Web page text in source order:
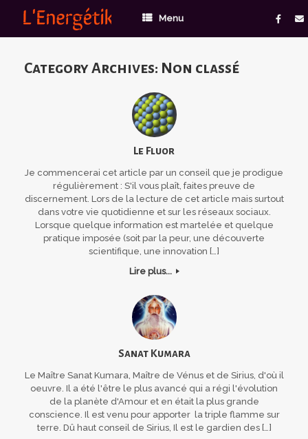
Menu
Category Archives: Non classé
Le Fluor
Je commencerai cet article par un conseil que je prodigue
régulièrement : S'il vous plaît, faites preuve de
discernement. Lors de la lecture de cet article mais surtout
dans votre vie quotidienne et sur les réseaux sociaux.
Lorsque quelque information est martelée et quelque
pratique imposée (soit par la peur, une découverte
scientifique, une innovation […]
Lire plus...
Sanat Kumara
Le Maître Sanat Kumara, Maître de Vénus et de Sirius, d'où il
oeuvre. Il a été l'être le plus avancé qui a régi l'évolution
de la planète d'Amour et en était la plus grande
conscience. Il est venu pour apporter la triple flamme sur
terre. Dû haut conseil de Sirius, Il est le gardien des […]